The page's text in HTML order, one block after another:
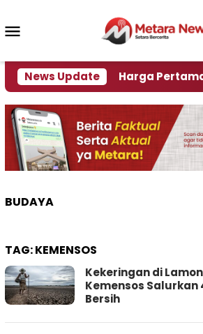
konten
News Update
Air Harga Pertamax
BUDAYA
TAG:KEMENSOS
Kekeringan di
Kemensos Salurkan
Bersih